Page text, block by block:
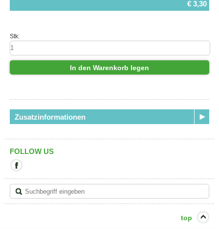
€ 3,30
Stk:
In den Warenkorb legen
Zusatzinformationen
FOLLOW US
Link
verlassen
Sie
die
top